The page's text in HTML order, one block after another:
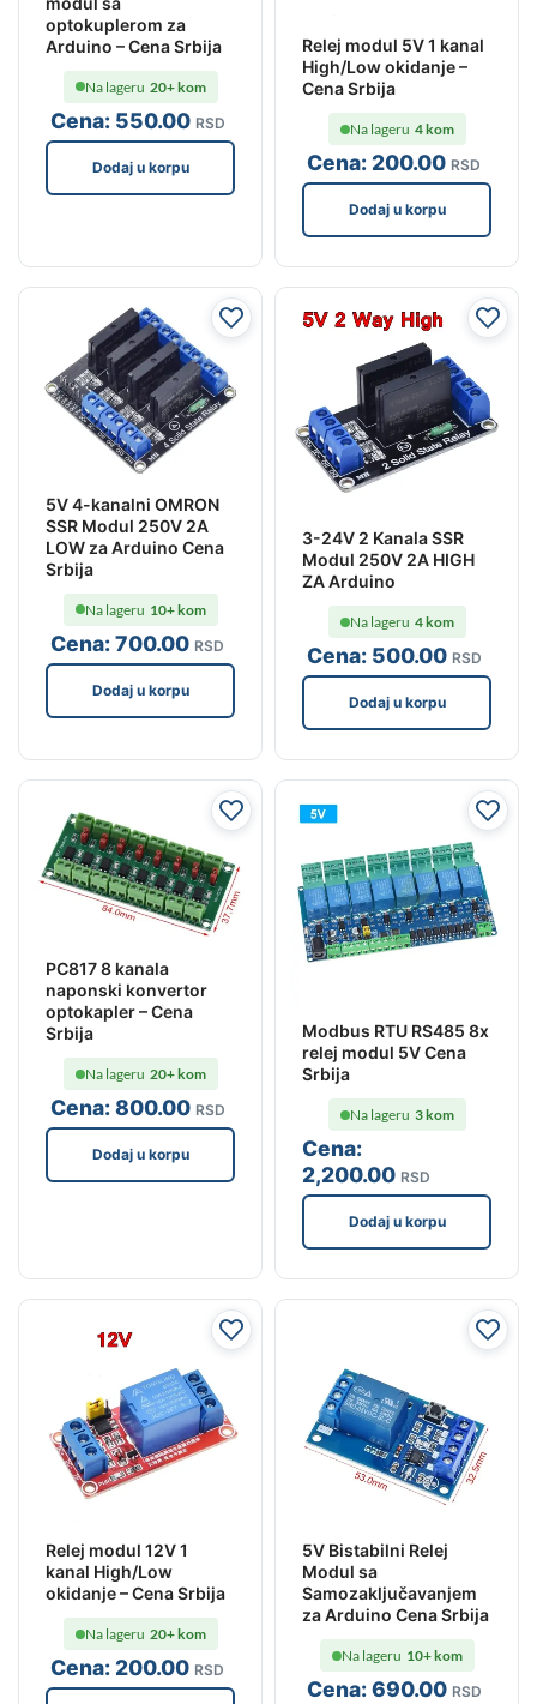
optokuplerom za
Arduino – Cena Srbija
Cena: 550.00 RSD
Na lageru 20+ kom
Dodaj u korpu
Relej modul 5V 1 kanal
High/Low okidanje –
Cena Srbija
Cena: 200.00 RSD
Na lageru 4 kom
Dodaj u korpu
5V 4-kanalni OMRON
SSR Modul 250V 2A
LOW za Arduino Cena
Srbija
Cena:700.00 RSD
Na lageru 10+ kom
Dodaj u korpu
3-24V 2 Kanala SSR
Modul 250V 2A HIGH
ZA Arduino
Cena: 500.00 RSD
Na lageru 4 kom
Dodaj u korpu
PC817 8 kanala
naponski konvertor
optokapler – Cena
Srbija
Cena:800.00 RSD
Na lageru 20+ kom
Dodaj u korpu
Modbus RTU RS485 8x
relej modul 5V Cena
Srbija
Cena:
2,200.00 RSD
Na lageru 3 kom
Dodaj u korpu
Relej modul 12V 1
kanal High/Low
okidanje – Cena Srbija
Cena: 200.00 RSD
Na lageru 20+ kom
5V Bistabilni Relej
Modul sa
Samozaključavanjem
za Arduino Cena Srbija
Cena:690.00 RSD
Na lageru 10+ kom